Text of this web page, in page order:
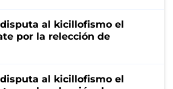
al kicillofismo el
por la relección de
al kicillofismo el